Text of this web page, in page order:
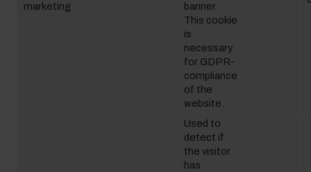
marketing
banner.
This cookie
is
necessary
for GDPR-
compliance
of the
website.
Used to
detect if
the visitor
has